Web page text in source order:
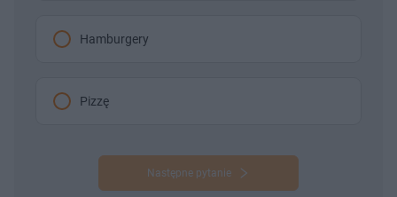
Hamburgery
Pizzę
Następne pytanie